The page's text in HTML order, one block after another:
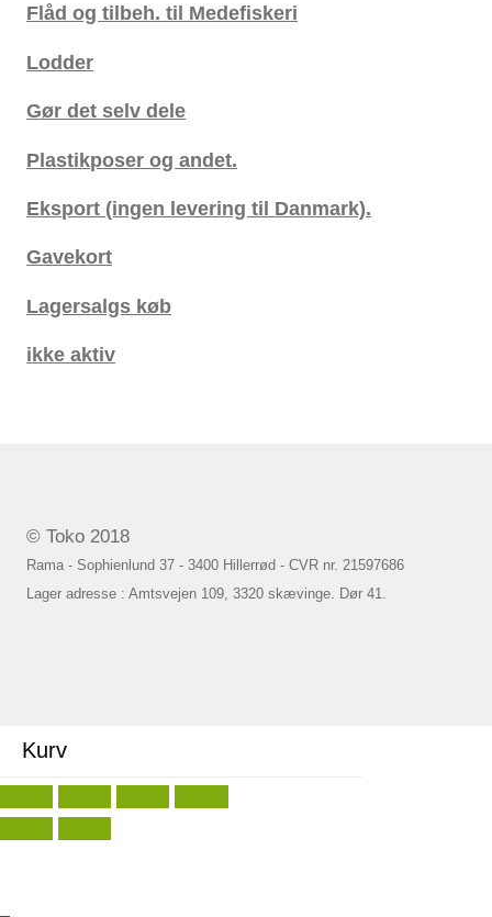
Flåd og tilbeh. til Medefiskeri
Lodder
Gør det selv dele
Plastikposer og andet.
Eksport (ingen levering til Danmark).
Gavekort
Lagersalgs køb
ikke aktiv
© Toko 2018
Rama - Sophienlund 37 - 3400 Hillerrød - CVR nr. 21597686
Lager adresse : Amtsvejen 109, 3320 skævinge. Dør 41.
Kurv